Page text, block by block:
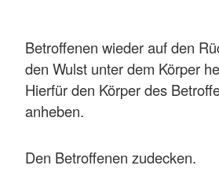
Betroffenen wieder auf den
den Wulst unter dem Körper
Hierfür den Körper des
anheben.
Den Betroffenen zudecken.